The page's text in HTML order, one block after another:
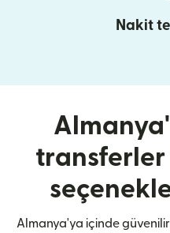
Nakit
Almanya'ya içinde